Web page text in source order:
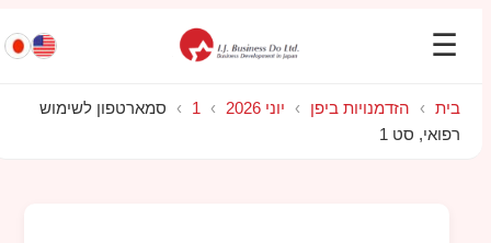
☰
בית › הזדמנויות ביפן › יוני 2026 ›
›
סמארטפון לשימוש
רפואי, סט 1